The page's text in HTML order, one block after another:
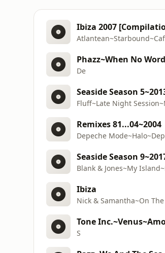
Ibiza 2007
Phazz~When No
De
Seaside Season
Fluff~Late Night
Remixes 81...04~2004
Depeche
Seaside Season
Blank & Jones~My
Ibiza
Nick & Samantha~On
Tone
S